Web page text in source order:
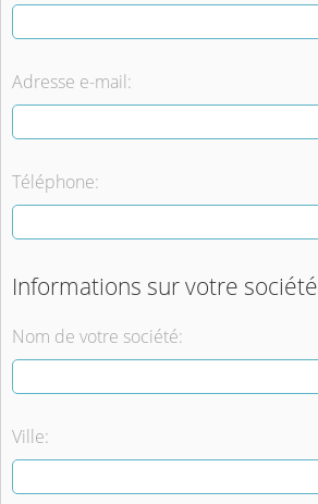
Adresse e-mail:
Téléphone:
Informations sur votre société
Nom de votre société:
Ville: